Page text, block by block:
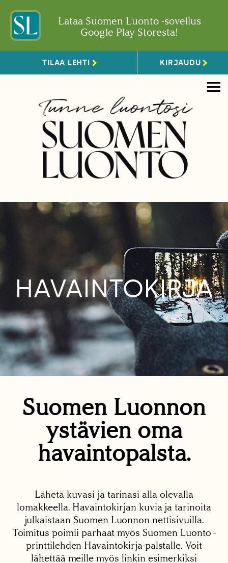
Lataa Suomen Luonto -sovellus
Google Play Storesta!
TILAA LEHTI KIRJAUDU
HAVAINTOKIRJA
Suomen Luonnon
ystävien oma
havaintopalsta.
Lähetä kuvasi ja tarinasi alla olevalla
lomakkeella. Havaintokirjan kuvia ja tarinoita
julkaistaan Suomen Luonnon nettisivuilla.
Toimitus poimii parhaat myös Suomen Luonto -
printtilehden Havaintokirja-palstalle. Voit
lähettää meille myös linkin esimerkiksi